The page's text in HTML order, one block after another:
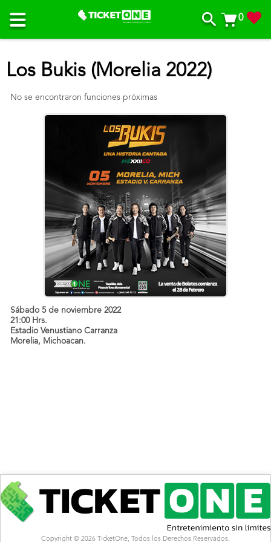
0
Los Bukis (Morelia 2022)
No se encontraron funciones próximas
Sábado 5 de noviembre 2022
21:00 Hrs.
Estadio Venustiano Carranza
Morelia, Michoacan.
Copyright © 2026 TicketOne, Todos los Derechos Reservados.